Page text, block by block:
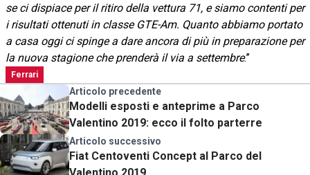
se ci dispiace per il ritiro della vettura 71, e siamo contenti per
i risultati ottenuti in classe GTE-Am. Quanto abbiamo portato
a casa oggi ci spinge a dare ancora di più in preparazione per
la nuova stagione che prenderà il via a settembre.”
Ferrari
Articolo precedente
Modelli esposti e anteprime a Parco
Valentino 2019: ecco il folto parterre
Articolo successivo
Fiat Centoventi Concept al Parco del
Valentino 2019